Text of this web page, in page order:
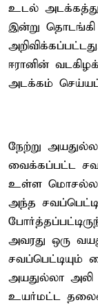
உடல்
இன்று தொடங்கி
ஈரானின்
அடக்கம்
நேற்று
வைக்கப்பட்ட
உள்ள மொசல்லா
அந்த
அவரது ஒரு
சவப்பெட்டியும்
அயதுல்லா அலி
உயர்மட்ட